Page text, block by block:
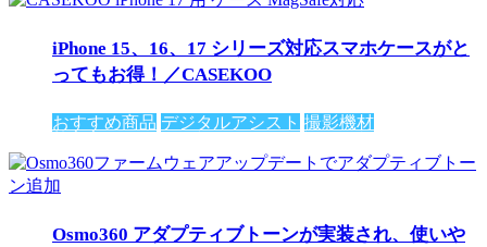
iPhone 15、16、17 シリーズ対応スマホケースがと
ってもお得！／CASEKOO
おすすめ商品 デジタルアシスト 撮影機材
Osmo360 アダプティブトーンが実装され、使いや